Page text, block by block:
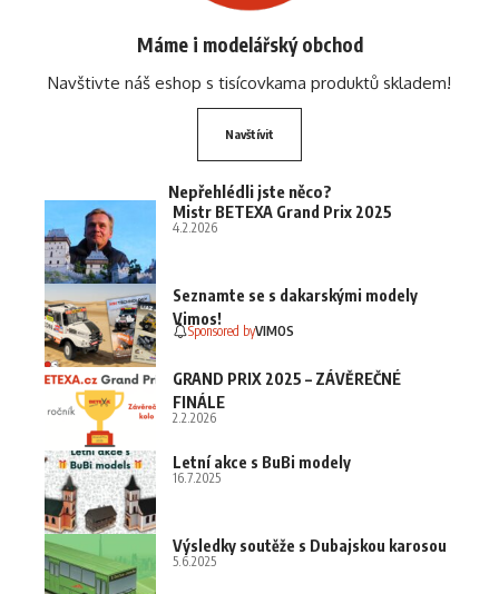
Máme i modelářský obchod
Navštivte náš eshop s tisícovkama produktů skladem!
Navštívit
Nepřehlédli jste něco?
Mistr BETEXA Grand Prix 2025
4.2.2026
Seznamte se s dakarskými modely
Vimos!
Sponsored byVIMOS
GRAND PRIX 2025 – ZÁVĚREČNÉ
FINÁLE
2.2.2026
Letní akce s BuBi modely
16.7.2025
Výsledky soutěže s Dubajskou karosou
5.6.2025